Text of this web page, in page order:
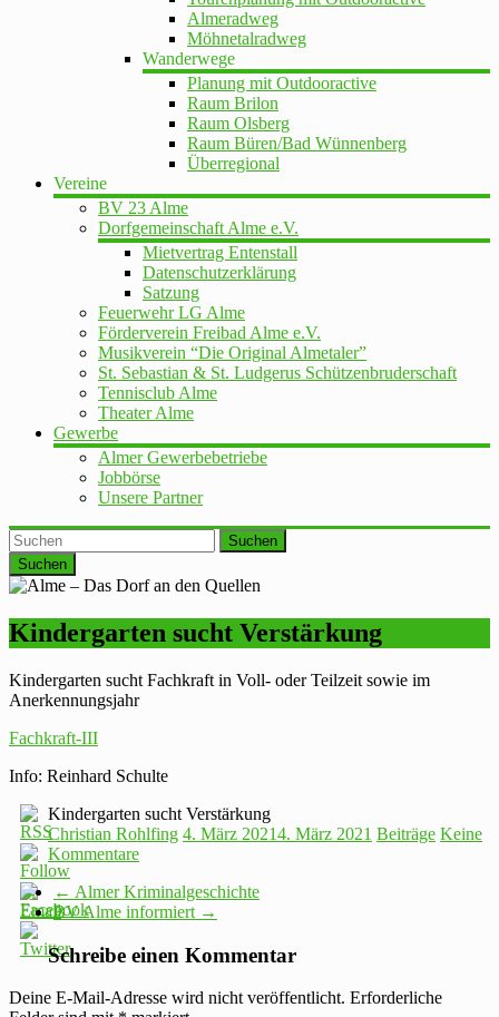
Almeradweg
Möhnetalradweg
Wanderwege
Planung mit Outdooractive
Raum Brilon
Raum Olsberg
Raum Büren/Bad Wünnenberg
Überregional
Vereine
BV 23 Alme
Dorfgemeinschaft Alme e.V.
Mietvertrag Entenstall
Datenschutzerklärung
Satzung
Feuerwehr LG Alme
Förderverein Freibad Alme e.V.
Musikverein “Die Original Almetaler”
St. Sebastian & St. Ludgerus Schützenbruderschaft
Tennisclub Alme
Theater Alme
Gewerbe
Almer Gewerbebetriebe
Jobbörse
Unsere Partner
Suchen
Kindergarten sucht Verstärkung
Kindergarten sucht Fachkraft in Voll- oder Teilzeit sowie im
Anerkennungsjahr
Fachkraft-III
Info: Reinhard Schulte
Kindergarten sucht Verstärkung
Christian Rohlfing 4. März 20214. März 2021 Beiträge Keine
Kommentare
← Almer Kriminalgeschichte
BV Alme informiert →
Schreibe einen Kommentar
Deine E-Mail-Adresse wird nicht veröffentlicht. Erforderliche